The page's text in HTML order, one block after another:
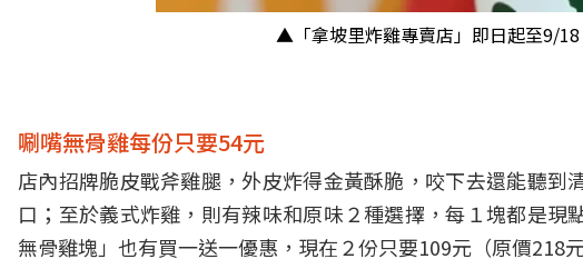
▲「拿坡里炸雞專賣店」即日起至9/
唰嘴無骨雞每份只要54元
店內招牌脆皮戰斧雞腿，外皮炸得金黃酥脆，咬下去還能聽
口；至於義式炸雞，則有辣味和原味２種選擇，每１塊都是
無骨雞塊」也有買一送一優惠，現在２份只要109元（原價218